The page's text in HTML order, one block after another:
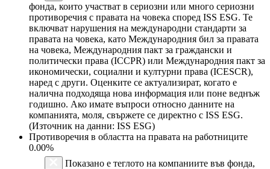
фонда, които участват в сериозни или много сериозни
противоречия с правата на човека според ISS ESG. Те
включват нарушения на международни стандарти за
правата на човека, като Международния бил за правата
на човека, Международния пакт за граждански и
политически права (ICCPR) или Международния пакт за
икономически, социални и културни права (ICESCR),
наред с други. Оценките се актуализират, когато е
налична подходяща нова информация или поне веднъж
годишно. Ако имате въпроси относно данните на
компанията, моля, свържете се директно с ISS ESG.
(Източник на данни: ISS ESG)
Противоречия в областта на правата на работниците
0.00%
Показано е теглото на компаниите във фонда,